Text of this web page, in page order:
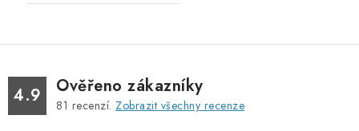
4.9 Ověřeno zákazníky
81 recenzí. Zobrazit všechny recenze